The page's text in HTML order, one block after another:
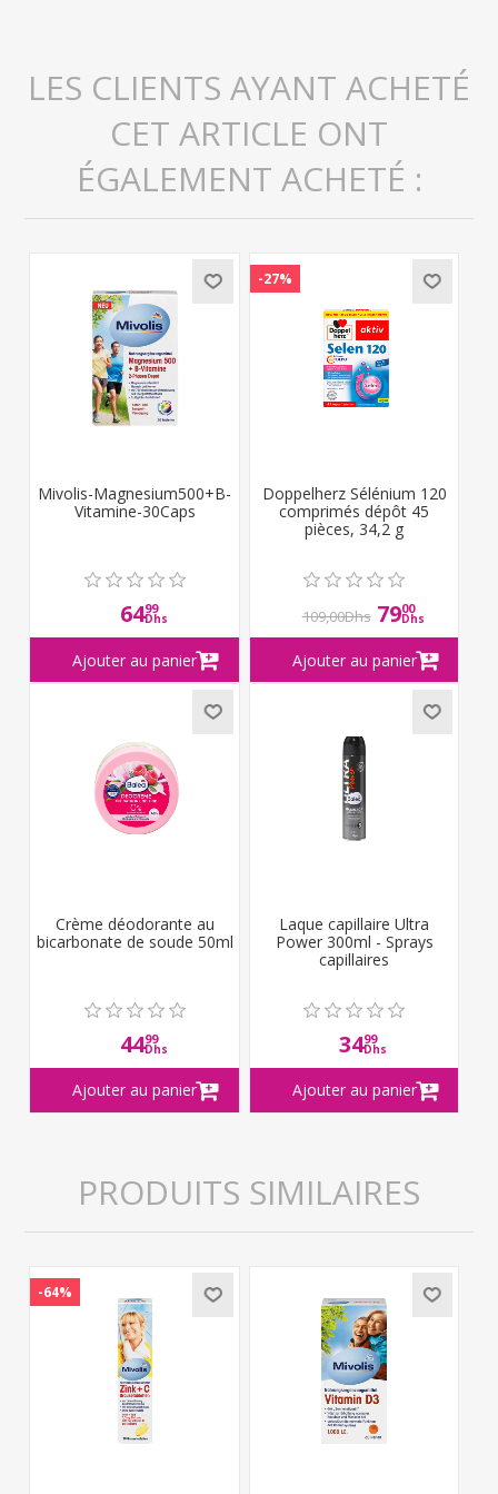
LES CLIENTS AYANT ACHETÉ
CET ARTICLE ONT
ÉGALEMENT ACHETÉ :
Mivolis-Magnesium500+B-
Vitamine-30Caps
6499
Dhs
-27%
Doppelherz Sélénium 120
comprimés dépôt 45
pièces, 34,2 g
109,00Dhs 7900
Dhs
Crème déodorante au
bicarbonate de soude 50ml
4499
Dhs
Laque capillaire Ultra
Power 300ml - Sprays
capillaires
3499
Dhs
PRODUITS SIMILAIRES
-64%